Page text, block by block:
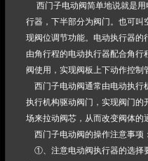
西门子电动阀简单地说就是
行器，下半部分为阀门。也可叫
现阀位调节功能。电动执行器的
由角行程的电动执行器配合角
阀使用，实现阀板上下动作控制
西门子电动阀通常由电动执行
执行机构驱动阀门，实现阀门的
场来拉动阀芯，从而改变阀体的
西门子电动阀的操作注意事项
①、注意电动阀执行器的选择